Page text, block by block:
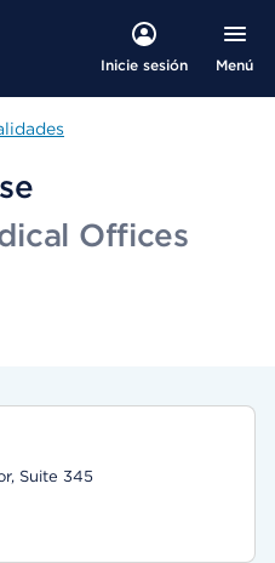
Inicie sesión Menú
Offices
Suite 345